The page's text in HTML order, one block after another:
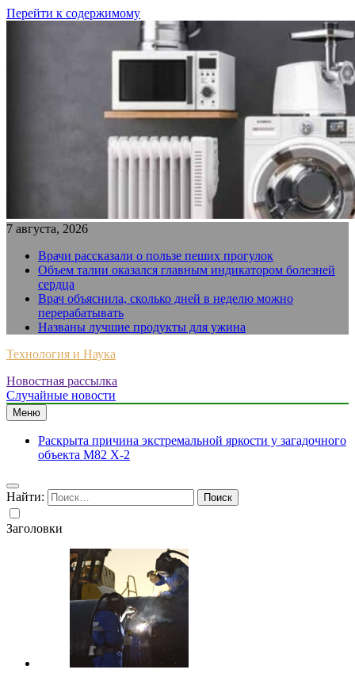
Перейти к содержимому
7 августа, 2026
Врачи рассказали о пользе пеших прогулок
Объем талии оказался главным индикатором болезней
сердца
Врач объяснила, сколько дней в неделю можно
перерабатывать
Названы лучшие продукты для ужина
Технология и Наука
Новостная рассылка
Случайные новости
Меню
Раскрыта причина экстремальной яркости у загадочного
объекта M82 X-2
Найти:
Заголовки